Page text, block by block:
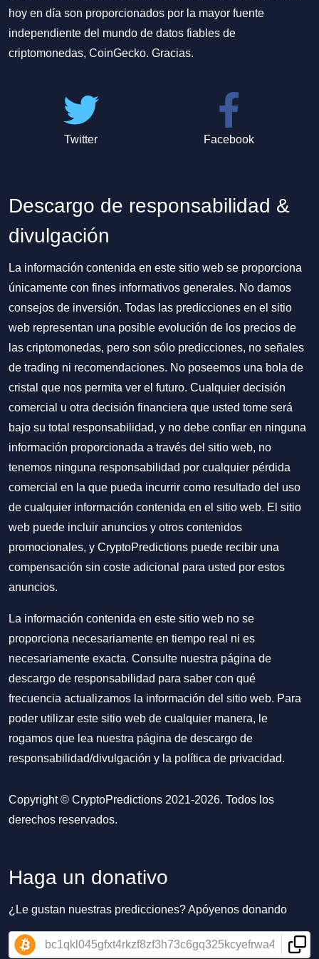
hoy en día son proporcionados por la mayor fuente
independiente del mundo de datos fiables de
criptomonedas, CoinGecko. Gracias.
Twitter Facebook
Descargo de responsabilidad &
divulgación
La información contenida en este sitio web se proporciona
únicamente con fines informativos generales. No damos
consejos de inversión. Todas las predicciones en el sitio
web representan una posible evolución de los precios de
las criptomonedas, pero son sólo predicciones, no señales
de trading ni recomendaciones. No poseemos una bola de
cristal que nos permita ver el futuro. Cualquier decisión
comercial u otra decisión financiera que usted tome será
bajo su total responsabilidad, y no debe confiar en ninguna
información proporcionada a través del sitio web, no
tenemos ninguna responsabilidad por cualquier pérdida
comercial en la que pueda incurrir como resultado del uso
de cualquier información contenida en el sitio web. El sitio
web puede incluir anuncios y otros contenidos
promocionales, y CryptoPredictions puede recibir una
compensación sin coste adicional para usted por estos
anuncios.
La información contenida en este sitio web no se
proporciona necesariamente en tiempo real ni es
necesariamente exacta. Consulte nuestra página de
descargo de responsabilidad para saber con qué
frecuencia actualizamos la información del sitio web. Para
poder utilizar este sitio web de cualquier manera, le
rogamos que lea nuestra página de descargo de
responsabilidad/divulgación y la política de privacidad.
Copyright © CryptoPredictions 2021-2026. Todos los
derechos reservados.
Haga un donativo
¿Le gustan nuestras predicciones? Apóyenos donando